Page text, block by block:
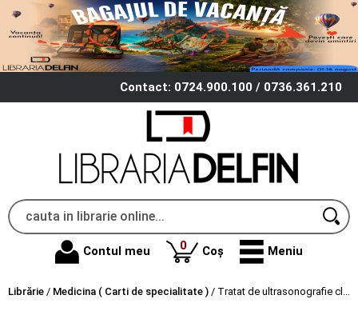
Contact: 0724.900.100 / 0736.361.210
Contul meu 0produse
Coș Meniu
Librărie / Medicina ( Carti de specialitate ) / Tratat de ultrasonografie clinica veterinara - Mario Darius Codreanu